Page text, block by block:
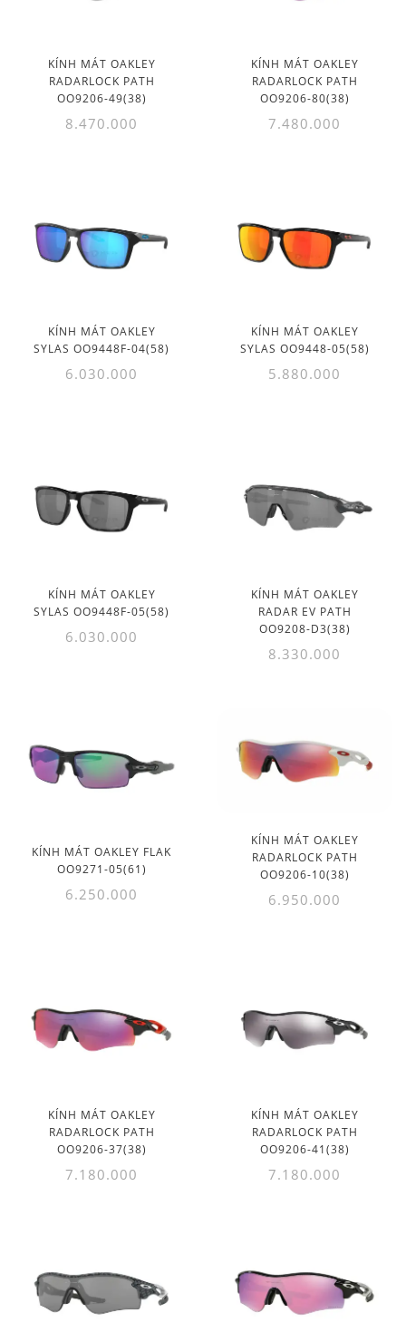
KÍNH MÁT OAKLEY
RADARLOCK PATH
OO9206-49(38)
8.470.000
KÍNH MÁT OAKLEY
RADARLOCK PATH
OO9206-80(38)
7.480.000
KÍNH MÁT OAKLEY
SYLAS OO9448F-04(58)
6.030.000
KÍNH MÁT OAKLEY
SYLAS OO9448-05(58)
5.880.000
KÍNH MÁT OAKLEY
SYLAS OO9448F-05(58)
6.030.000
KÍNH MÁT OAKLEY
RADAR EV PATH
OO9208-D3(38)
8.330.000
KÍNH MÁT OAKLEY FLAK
OO9271-05(61)
6.250.000
KÍNH MÁT OAKLEY
RADARLOCK PATH
OO9206-10(38)
6.950.000
KÍNH MÁT OAKLEY
RADARLOCK PATH
OO9206-37(38)
7.180.000
KÍNH MÁT OAKLEY
RADARLOCK PATH
OO9206-41(38)
7.180.000